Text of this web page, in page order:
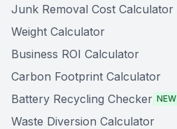
Junk Removal Cost Calculator
Weight Calculator
Business ROI Calculator
Carbon Footprint Calculator
Battery Recycling Checker NEW
Waste Diversion Calculator